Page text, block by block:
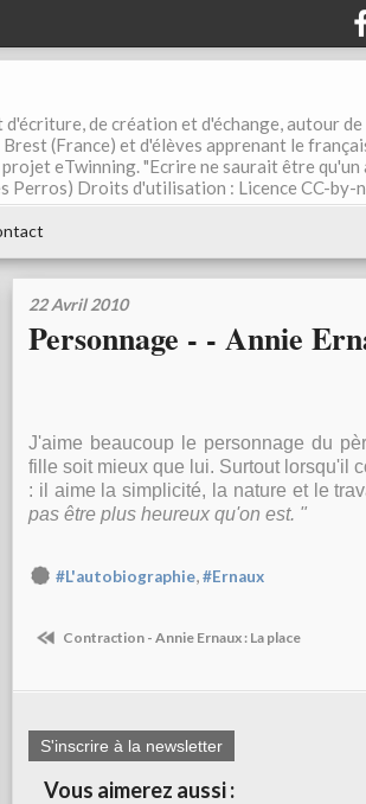
d'écriture, de création et d'échange, autour
(France) et d'élèves apprenant le
eTwinning. "Ecrire ne saurait être
Perros) Droits d'utilisation : Licence CC-by-
22 Avril 2010
Personnage - - Annie
J'aime beaucoup le personnage du
fille soit mieux que lui. Surtout lorsqu'il
: il aime la simplicité, la nature et le
pas être plus heureux qu'on est. "
#L'autobiographie,#Ernaux
Contraction - Annie Ernaux : La place
S'inscrire à la newsletter
Vous aimerez aussi :